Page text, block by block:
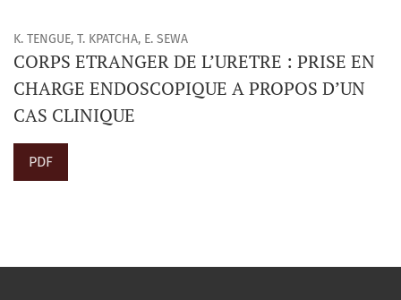
K. TENGUE, T. KPATCHA, E. SEWA
CORPS ETRANGER DE L’URETRE : PRISE EN
CHARGE ENDOSCOPIQUE A PROPOS D’UN
CAS CLINIQUE
PDF